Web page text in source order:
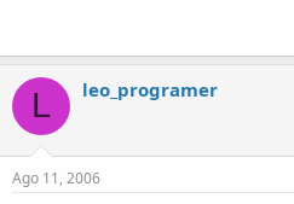
L leo_programer
Ago 11, 2006